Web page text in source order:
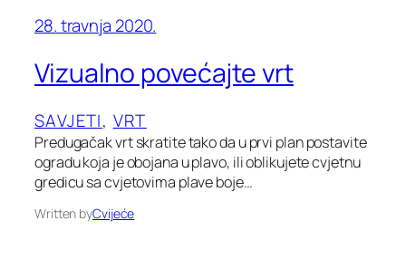
28. travnja 2020.
Vizualno povećajte vrt
SAVJETI, VRT
Predugačak vrt skratite tako da u prvi plan postavite
ogradu koja je obojana u plavo, ili oblikujete cvjetnu
gredicu sa cvjetovima plave boje…
Written byCvijeće